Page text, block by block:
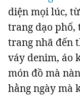
diện mọi lúc,
trang dạo phố,
trang nhã đến
váy denim, áo
món đồ mà
hằng ngày mà